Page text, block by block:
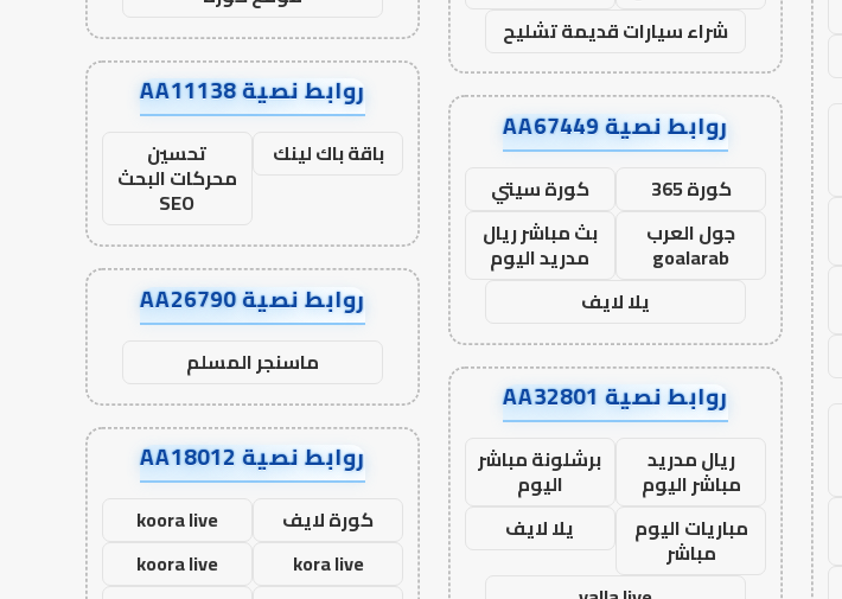
شراء سيارات قديمة تشليح
روابط نصية AA67449
كورة 365
كورة سيتي
جول العرب
goalarab
بث مباشر ريال
مدريد اليوم
يلا لايف
روابط نصية AA32801
ريال مدريد
مباشر اليوم
برشلونة مباشر
اليوم
مباريات اليوم
مباشر
يلا لايف
روابط نصية AA11138
باقة باك لينك تحسين
محركات البحث
SEO
روابط نصية AA26790
ماسنجر المسلم
روابط نصية AA18012
كورة لايف
koora live
kora live
koora live